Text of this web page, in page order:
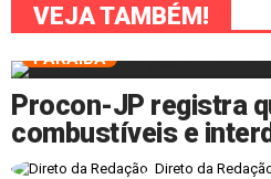
VEJA TAMBÉM!
PARAÍBA
Procon-JP registra
combustíveis e
Direto da